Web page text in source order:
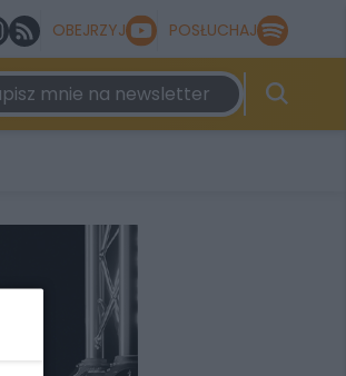
OBEJRZYJ POSŁUCHAJ
mnie na newsletter